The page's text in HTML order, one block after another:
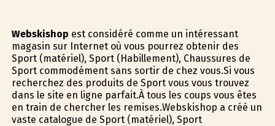
Webskishop est considéré comme un intéressant
magasin sur Internet où vous pourrez obtenir des
Sport (matériel), Sport (Habillement), Chaussures de
Sport commodément sans sortir de chez vous.Si vous
recherchez des produits de Sport vous vous trouvez
dans le site en ligne parfait.À tous les coups vous êtes
en train de chercher les remises.Webskishop a créé un
vaste catalogue de Sport (matériel), Sport